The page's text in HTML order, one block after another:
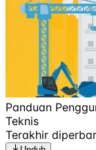
Panduan
Teknis
Terakhir